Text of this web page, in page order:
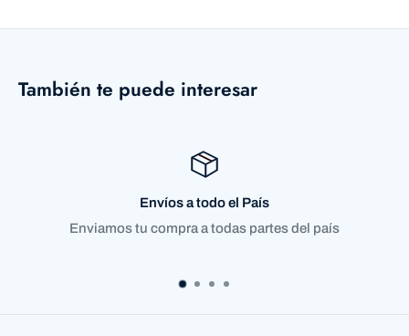
También te puede interesar
Envíos a todo el País
Enviamos tu compra a todas partes del país